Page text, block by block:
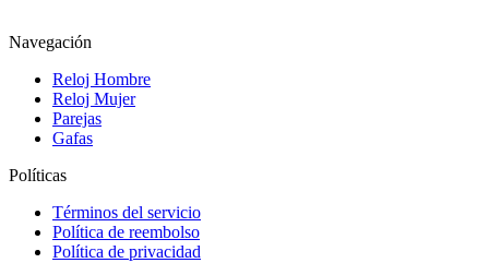
Navegación
Reloj Hombre
Reloj Mujer
Parejas
Gafas
Políticas
Términos del servicio
Política de reembolso
Política de privacidad